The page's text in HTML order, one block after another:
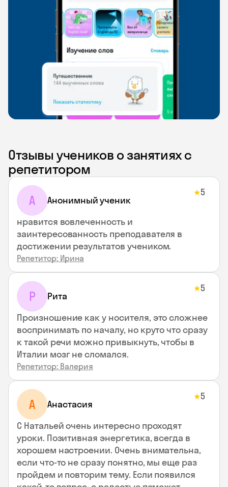
Отзывы учеников о занятиях с
репетитором
А Анонимный ученик
★5
нравится вовлеченность и
заинтересованность преподавателя в
достижении результатов учеником.
Репетитор: Ирина
Р Рита
★5
Произношение как у носителя, это сложнее
воспринимать по началу, но круто что сразу
к такой речи можно привыкнуть, чтобы в
Италии мозг не сломался.
Репетитор: Валерия
А Анастасия
★5
С Натальей очень интересно проходят
уроки. Позитивная энергетика, всегда в
хорошем настроении. Очень внимательна,
если что-то не сразу понятно, мы еще раз
пройдем и повторим тему. Если появился